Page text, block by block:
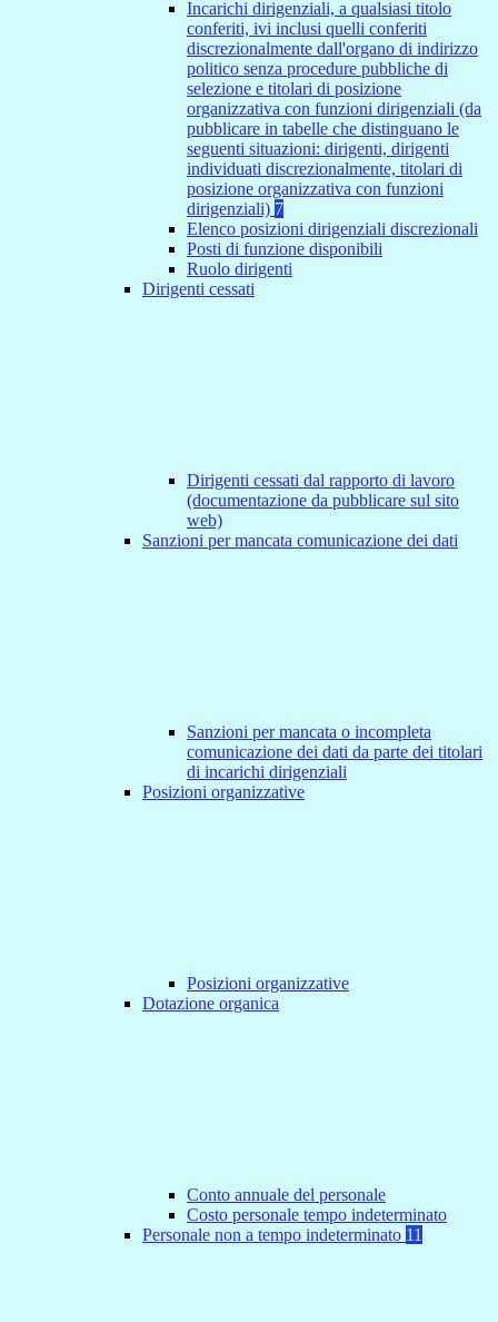
Incarichi dirigenziali, a qualsiasi titolo
conferiti, ivi inclusi quelli conferiti
discrezionalmente dall'organo di indirizzo
politico senza procedure pubbliche di
selezione e titolari di posizione
organizzativa con funzioni dirigenziali (da
pubblicare in tabelle che distinguano le
seguenti situazioni: dirigenti, dirigenti
individuati discrezionalmente, titolari di
posizione organizzativa con funzioni
dirigenziali) 7
Elenco posizioni dirigenziali discrezionali
Posti di funzione disponibili
Ruolo dirigenti
Dirigenti cessati
Dirigenti cessati dal rapporto di lavoro
(documentazione da pubblicare sul sito
web)
Sanzioni per mancata comunicazione dei dati
Sanzioni per mancata o incompleta
comunicazione dei dati da parte dei titolari
di incarichi dirigenziali
Posizioni organizzative
Posizioni organizzative
Dotazione organica
Conto annuale del personale
Costo personale tempo indeterminato
Personale non a tempo indeterminato 11